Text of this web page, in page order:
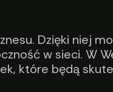
Dzięki niej
w sieci. W
które będą